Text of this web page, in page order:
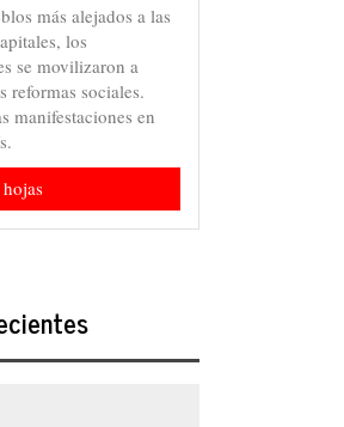
más alejados a las
los
se movilizaron a
reformas sociales.
manifestaciones en